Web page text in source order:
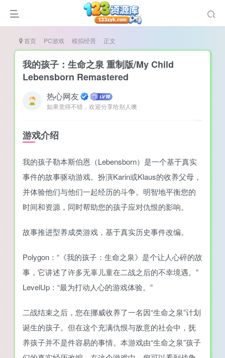
首页 PC游戏 模拟经营 正文
我的孩子：生命之泉 重制版/My Child
Lebensborn Remastered
热心网友
如果觉得不错，欢迎分享给别人噢
游戏介绍
我的孩子勒本斯伯恩（Lebensborn）是一个基于真实
事件的故事驱动游戏。扮演Karin或Klaus的收养父母，
并体验他们与他们一起经历的斗争。明智地平衡您的
时间和资源，同时帮助您的孩子应对仇恨的影响。
故事推进型养成类游戏，基于真实历史事件改编。
Polygon：“《我的孩子：生命之泉》是个让人心碎的故
事，它讲述了许多无辜儿童在二战之后的不幸境遇。”
LevelUp：“最为打动人心的游戏体验。”
二战结束之后，您在挪威收养了一名因“生命之泉”计划
诞生的孩子。但在这个充满仇恨与敌意的社会中，抚
养孩子并不是件容易的事情。本游戏由“生命之泉”孩子